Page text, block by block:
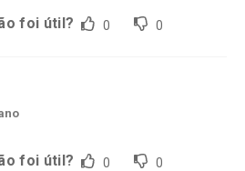
foi útil? 0 0
foi útil? 0 0